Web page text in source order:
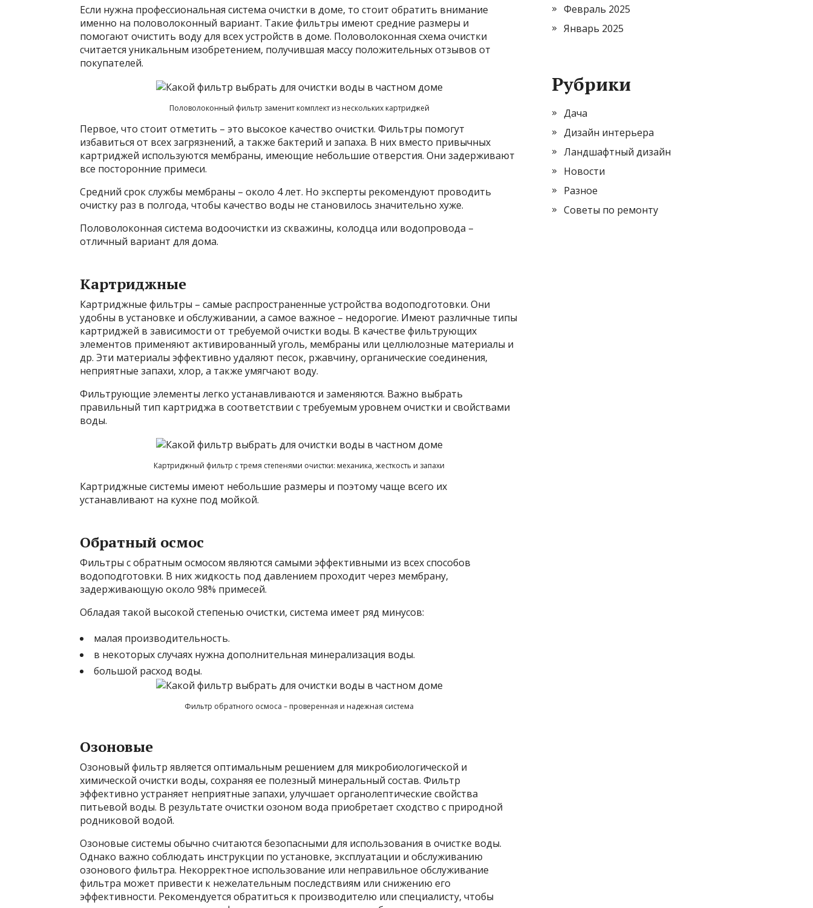
Если нужна профессиональная система очистки в доме, то стоит обратить внимание
именно на половолоконный вариант. Такие фильтры имеют средние размеры и
помогают очистить воду для всех устройств в доме. Половолоконная схема очистки
считается уникальным изобретением, получившая массу положительных отзывов от
покупателей.
Половолоконный фильтр заменит комплект из нескольких картриджей
Первое, что стоит отметить – это высокое качество очистки. Фильтры помогут
избавиться от всех загрязнений, а также бактерий и запаха. В них вместо привычных
картриджей используются мембраны, имеющие небольшие отверстия. Они задерживают
все посторонние примеси.
Средний срок службы мембраны – около 4 лет. Но эксперты рекомендуют проводить
очистку раз в полгода, чтобы качество воды не становилось значительно хуже.
Половолоконная система водоочистки из скважины, колодца или водопровода –
отличный вариант для дома.
Картриджные
Картриджные фильтры – самые распространенные устройства водоподготовки. Они
удобны в установке и обслуживании, а самое важное – недорогие. Имеют различные типы
картриджей в зависимости от требуемой очистки воды. В качестве фильтрующих
элементов применяют активированный уголь, мембраны или целлюлозные материалы и
др. Эти материалы эффективно удаляют песок, ржавчину, органические соединения,
неприятные запахи, хлор, а также умягчают воду.
Фильтрующие элементы легко устанавливаются и заменяются. Важно выбрать
правильный тип картриджа в соответствии с требуемым уровнем очистки и свойствами
воды.
Картриджный фильтр с тремя степенями очистки: механика, жесткость и запахи
Картриджные системы имеют небольшие размеры и поэтому чаще всего их
устанавливают на кухне под мойкой.
Обратный осмос
Фильтры с обратным осмосом являются самыми эффективными из всех способов
водоподготовки. В них жидкость под давлением проходит через мембрану,
задерживающую около 98% примесей.
Обладая такой высокой степенью очистки, система имеет ряд минусов:
малая производительность.
в некоторых случаях нужна дополнительная минерализация воды.
большой расход воды.
Фильтр обратного осмоса – проверенная и надежная система
Озоновые
Озоновый фильтр является оптимальным решением для микробиологической и
химической очистки воды, сохраняя ее полезный минеральный состав. Фильтр
эффективно устраняет неприятные запахи, улучшает органолептические свойства
питьевой воды. В результате очистки озоном вода приобретает сходство с природной
родниковой водой.
Озоновые системы обычно считаются безопасными для использования в очистке воды.
Однако важно соблюдать инструкции по установке, эксплуатации и обслуживанию
озонового фильтра. Некорректное использование или неправильное обслуживание
фильтра может привести к нежелательным последствиям или снижению его
эффективности. Рекомендуется обратиться к производителю или специалисту, чтобы
Февраль 2025
Январь 2025
Рубрики
Дача
Дизайн интерьера
Ландшафтный дизайн
Новости
Разное
Советы по ремонту